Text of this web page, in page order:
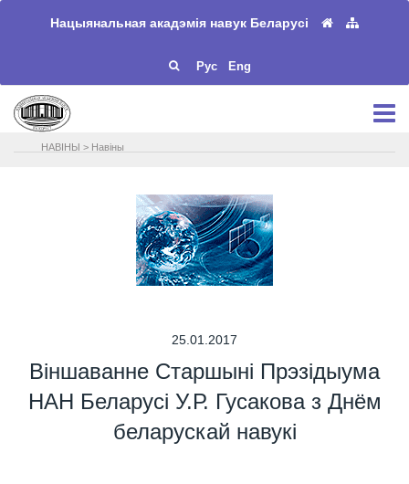
Нацыянальная акадэмія навук Беларусі
Рус Eng
НАВIНЫ > Навіны
25.01.2017
Віншаванне Старшыні Прэзідыума
НАН Беларусі У.Р. Гусакова з Днём
беларускай навукі